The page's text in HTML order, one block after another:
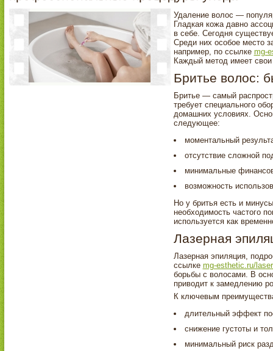
Удаление волос —
Гладкая кожа давно
в себе. Сегодня
Среди них особое место
например, по ссылке mg-
Каждый метод имеет
Бритье волос:
Бритье — самый
требует специального
домашних условиях.
следующее:
моментальный
отсутствие сложной
минимальные
возможность
Но у бритья есть и
необходимость частого
используется как
Лазерная
Лазерная эпиляция,
ссылке mg-esthetic.ru/
борьбы с волосами. В
приводит к замедлению
К ключевым
длительный эффект
снижение густоты и
минимальный риск